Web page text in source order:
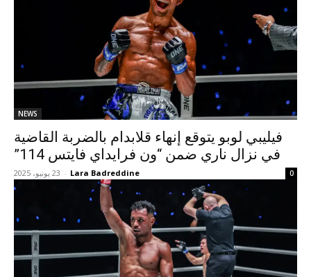
NEWS
فيليبي لوبو يتوقع إنهاء قلابدام بالضربة القاضية
في نزال ناري ضمن “ون فرايداي فايتس 114”
Lara Badreddine
- 23 يونيو، 2025 0